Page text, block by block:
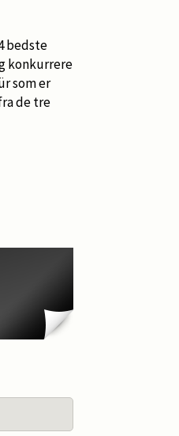
bedste
konkurrere
som er
de tre